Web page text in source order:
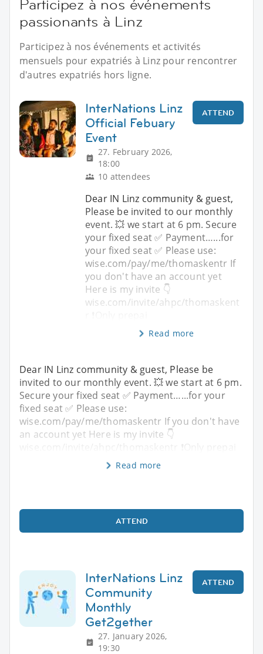
Participez à nos événements
passionants à Linz
Participez à nos événements et activités
mensuels pour expatriés à Linz pour rencontrer
d'autres expatriés hors ligne.
InterNations Linz
Official Febuary
Event
27. February 2026,
18:00
10 attendees
ATTEND
Dear IN Linz community & guest,
Please be invited to our monthly
event. 💥 we start at 6 pm. Secure
your fixed seat ✅️ Payment…...for
your fixed seat ✅️ Please use:
wise.com/pay/me/thomaskentr If
you don't have an account yet
Here is my invite 👇
wise.com/invite/ahpc/thomaskent
Read more
Dear IN Linz community & guest, Please be
invited to our monthly event. 💥 we start at 6 pm.
Secure your fixed seat ✅️ Payment…...for your
fixed seat ✅️ Please use:
wise.com/pay/me/thomaskentr If you don't have
an account yet Here is my invite 👇
Read more
ATTEND
InterNations Linz
Community
Monthly
Get2gether
27. January 2026,
19:30
ATTEND